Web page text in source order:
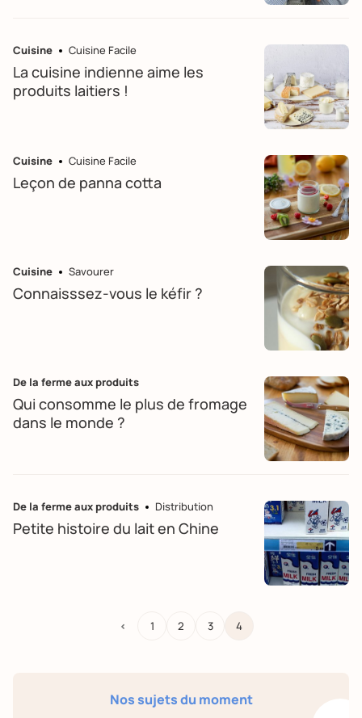
Cuisine Cuisine Facile
La cuisine indienne aime les
produits laitiers !
Cuisine Cuisine Facile
Leçon de panna cotta
Cuisine Savourer
Connaisssez-vous le kéfir ?
De la ferme aux produits
Qui consomme le plus de fromage
dans le monde ?
De la ferme aux produits Distribution
Petite histoire du lait en Chine
< 1 2 3 4
Nos sujets du moment